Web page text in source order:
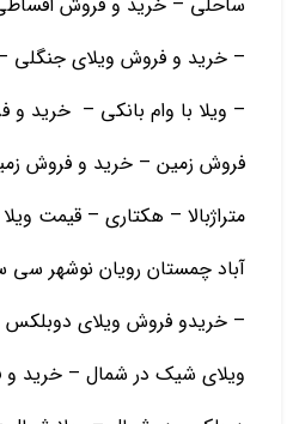
– خرید و فروش ویلای جنگلی –
– ویلا با وام بانکی – خرید
فروش زمین – خرید و فروش
متراژبالا – هکتاری – قیمت
آباد چمستان رویان نوشهر سی
– خریدو فروش ویلای
ویلای شیک در شمال – خرید